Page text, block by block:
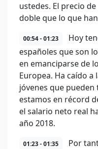
ustedes. El precio
doble que lo que
00:54 - 01:23
Hoy
españoles que son
en emanciparse de
Europea. Ha caído
jóvenes que
estamos en récord
el salario neto real
año 2018.
01:23 - 01:35
Por